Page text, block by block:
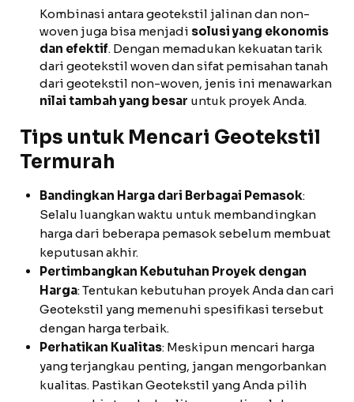
Kombinasi antara geotekstil jalinan dan non-
woven juga bisa menjadi solusi yang ekonomis
dan efektif. Dengan memadukan kekuatan tarik
dari geotekstil woven dan sifat pemisahan tanah
dari geotekstil non-woven, jenis ini menawarkan
nilai tambah yang besar untuk proyek Anda.
Tips untuk Mencari Geotekstil
Termurah
Bandingkan Harga dari Berbagai Pemasok:
Selalu luangkan waktu untuk membandingkan
harga dari beberapa pemasok sebelum membuat
keputusan akhir.
Pertimbangkan Kebutuhan Proyek dengan
Harga: Tentukan kebutuhan proyek Anda dan cari
Geotekstil yang memenuhi spesifikasi tersebut
dengan harga terbaik.
Perhatikan Kualitas: Meskipun mencari harga
yang terjangkau penting, jangan mengorbankan
kualitas. Pastikan Geotekstil yang Anda pilih